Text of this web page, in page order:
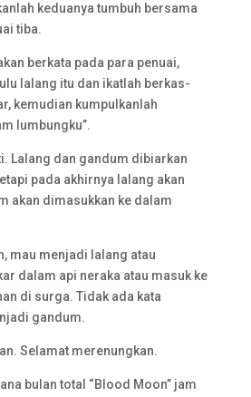
keduanya tumbuh bersama
tiba.
berkata pada para penuai,
lalang itu dan ikatlah berkas-
kemudian kumpulkanlah
lumbungku”.
Lalang dan gandum dibiarkan
pada akhirnya lalang akan
akan dimasukkan ke dalam
mau menjadi lalang atau
dalam api neraka atau masuk ke
di surga. Tidak ada kata
gandum.
Selamat merenungkan.
bulan total “Blood Moon” jam